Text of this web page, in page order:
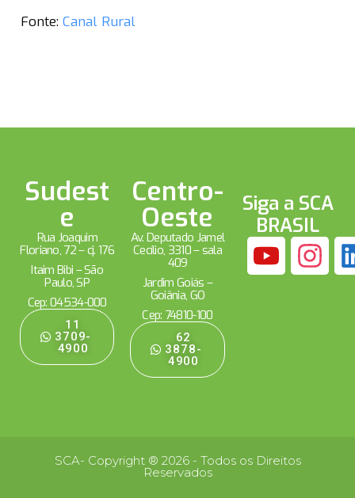
Fonte: Canal Rural
Sudest
e
Rua Joaquim
Floriano, 72 – cj. 176
Itaim Bibi – São
Paulo, SP
Cep: 04534-000
11
3709-
4900
Centro-
Oeste
Av. Deputado Jamel
Cecílio, 3310 – sala
409
Jardim Goiás –
Goiânia, GO
Cep: 74810-100
62
3878-
4900
Siga a SCA
BRASIL
SCA- Copyright ® 2026 - Todos os Direitos
Reservados